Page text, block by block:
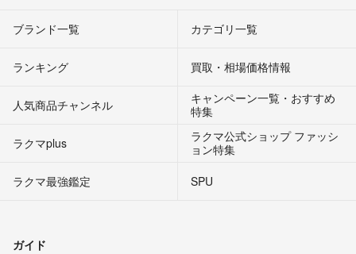
ブランド一覧 カテゴリ一覧
ランキング 買取・相場価格情報
人気商品チャンネル
キャンペーン一覧・おすすめ
特集
ラクマplus
ラクマ公式ショップ ファッシ
ョン特集
ラクマ最強鑑定
SPU
ガイド